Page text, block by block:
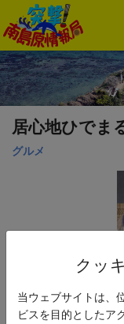
居心地ひでま
グルメ
クッ
当ウェブサイトは、
ビスを目的としたア